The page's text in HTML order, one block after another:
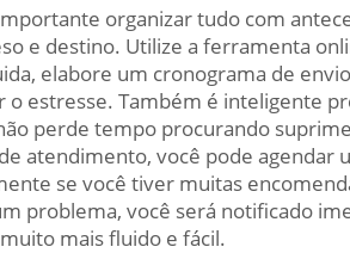
organizar tudo com
e destino. Utilize a ferramenta
elabore um cronograma de
estresse. Também é inteligente
perde tempo procurando
atendimento, você pode
se você tiver muitas
problema, você será notificado
mais fluido e fácil.